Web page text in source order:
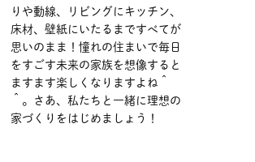
りや動線、リビングにキッチン、
床材、壁紙にいたるまですべてが
思いのまま！憧れの住まいで毎日
をすごす未来の家族を想像すると
ますます楽しくなりますよね＾
＾。さあ、私たちと一緒に理想の
家づくりをはじめましょう！